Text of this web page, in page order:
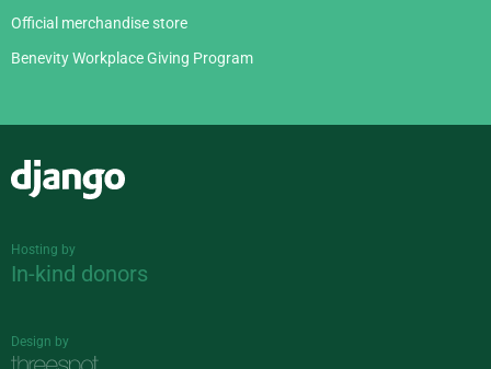
Official merchandise store
Benevity Workplace Giving Program
Hosting by
In-kind donors
Design by